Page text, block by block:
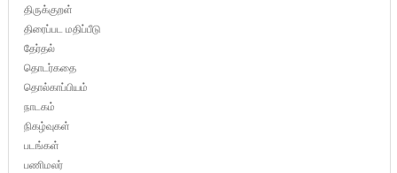
திருக்குறள்
திரைப்பட மதிப்பீடு
தேர்தல்
தொடர்கதை
தொல்காப்பியம்
நாடகம்
நிகழ்வுகள்
படங்கள்
பணிமலர்